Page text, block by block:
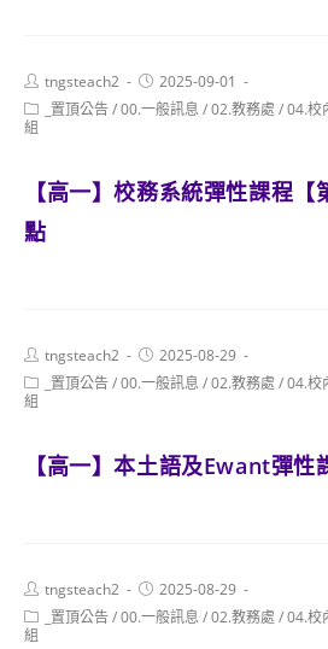
Post
author:
tngsteach2
Post
published:
2025-09-01
Post
category:
_置頂公告/00.一般訊息 /02.教務處 /04.校
組
【高一】校務系統彈性課程
點
Post
author:
tngsteach2
Post
published:
2025-08-29
Post
category:
_置頂公告/00.一般訊息 /02.教務處 /04.校
組
【高一】本土語及Ewant彈性
Post
author:
tngsteach2
Post
published:
2025-08-29
Post
category:
_置頂公告/00.一般訊息 /02.教務處 /04.校
組